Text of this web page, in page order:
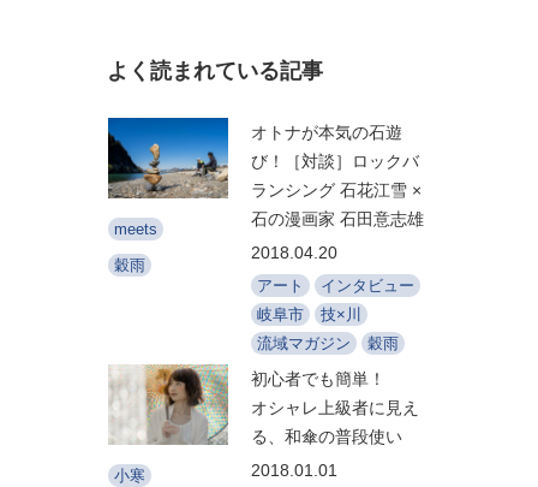
よく読まれている記事
meets
穀雨
オトナが本気の石遊
び！［対談］ロックバ
ランシング 石花江雪 ×
石の漫画家 石田意志雄
2018.04.20
アート
インタビュー
岐阜市
技×川
流域マガジン
穀雨
小寒
初心者でも簡単！
オシャレ上級者に見え
る、和傘の普段使い
2018.01.01